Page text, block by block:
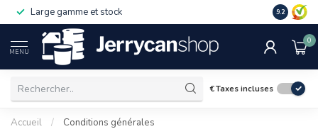
Livré rapidement Livraison
9.2
MENU
0
€Taxes incluses
Accueil / Conditions générales